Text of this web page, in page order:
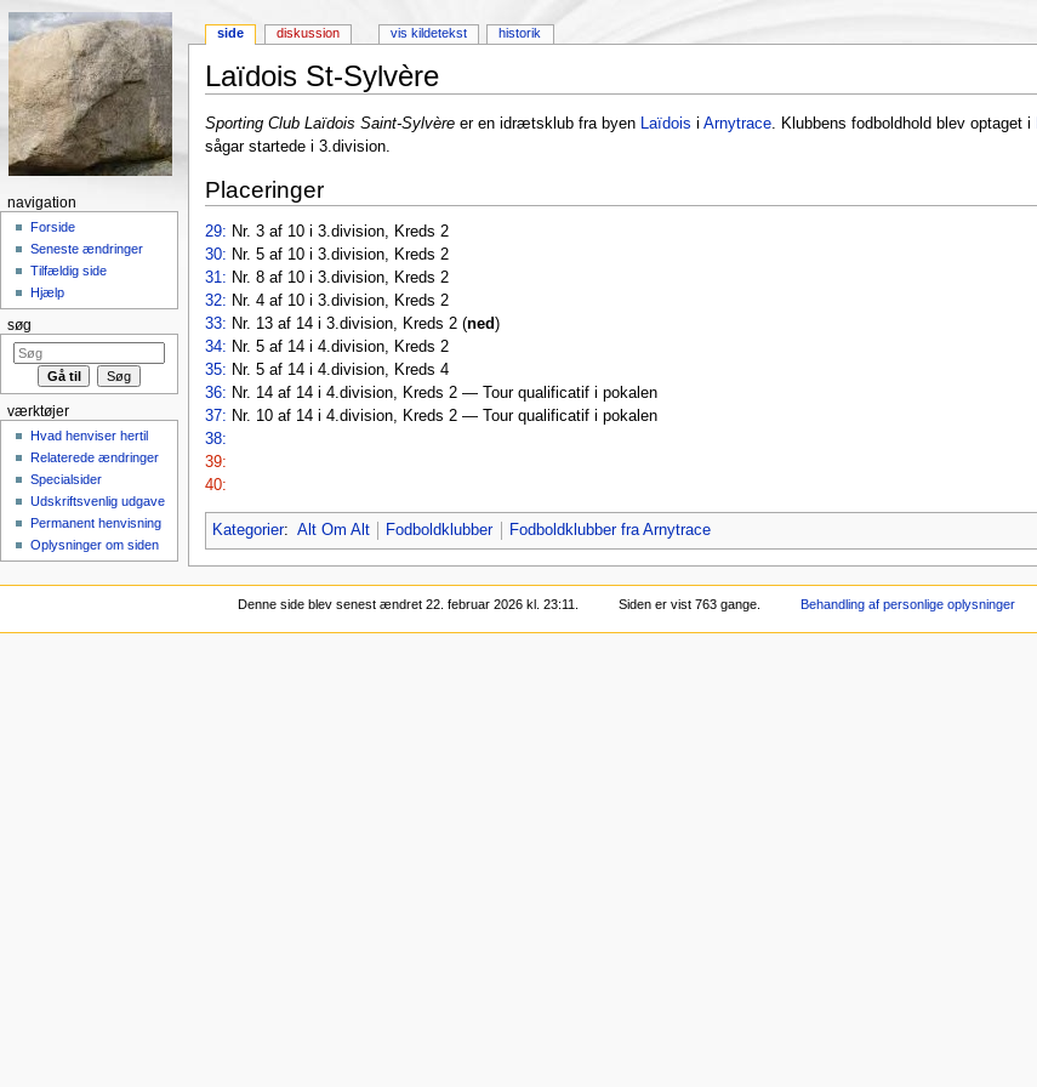
Laïdois St-Sylvère
Sporting Club Laïdois Saint-Sylvèreer en idrætsklub fra byen Laïdois i Arnytrace. Klubbens fodboldhold blev optaget i
sågar startede i 3.division.
Placeringer
29: Nr. 3 af 10 i 3.division, Kreds 2
30: Nr. 5 af 10 i 3.division, Kreds 2
31: Nr. 8 af 10 i 3.division, Kreds 2
32: Nr. 4 af 10 i 3.division, Kreds 2
33: Nr. 13 af 14 i 3.division, Kreds 2 (ned)
34: Nr. 5 af 14 i 4.division, Kreds 2
35: Nr. 5 af 14 i 4.division, Kreds 4
36: Nr. 14 af 14 i 4.division, Kreds 2 — Tour qualificatif i pokalen
37: Nr. 10 af 14 i 4.division, Kreds 2 — Tour qualificatif i pokalen
38:
39:
40:
Kategorier: Alt Om Alt Fodboldklubber Fodboldklubber fra Arnytrace
side diskussion vis kildetekst historik
navigation
Forside
Seneste ændringer
Tilfældig side
Hjælp
søg
værktøjer
Hvad henviser hertil
Relaterede ændringer
Specialsider
Udskriftsvenlig udgave
Permanent henvisning
Oplysninger om siden
Denne side blev senest ændret 22. februar 2026 kl. 23:11. Siden er vist 763 gange. Behandling af personlige oplysninger